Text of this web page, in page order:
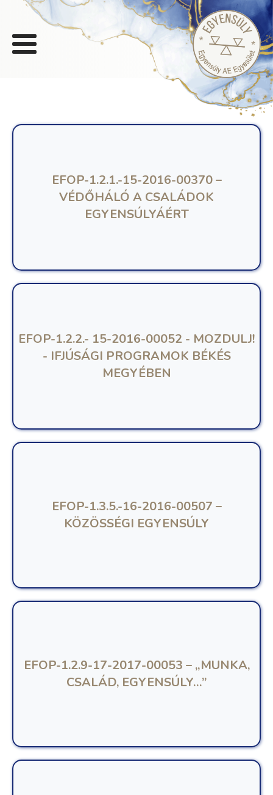
EFOP-1.2.1.-15-2016-00370 –
VÉDŐHÁLÓ A CSALÁDOK
EGYENSÚLYÁÉRT
EFOP-1.2.2.- 15-2016-00052 - MOZDULJ!
- IFJÚSÁGI PROGRAMOK BÉKÉS
MEGYÉBEN
EFOP-1.3.5.-16-2016-00507 –
KÖZÖSSÉGI EGYENSÚLY
EFOP-1.2.9-17-2017-00053 – „MUNKA,
CSALÁD, EGYENSÚLY…”